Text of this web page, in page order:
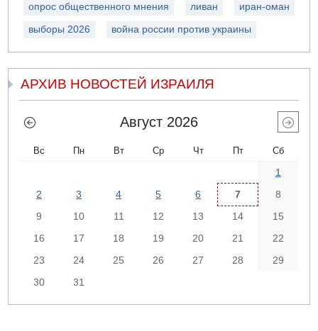
опрос общественного мнения ливан иран-оман
выборы 2026 война россии против украины
АРХИВ НОВОСТЕЙ ИЗРАИЛЯ
Август 2026
Вс Пн Вт Ср Чт Пт Сб
1
2
3 4 5 6 7
8
9
10 11 12 13 14
15
16
17 18 19 20 21
22
23
24 25 26 27 28
29
30
31